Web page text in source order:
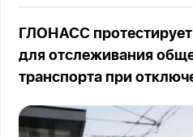
ГЛОНАСС
для отслеживания
транспорта при